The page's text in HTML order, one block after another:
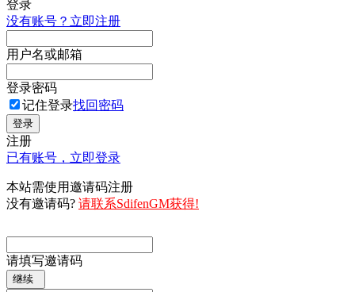
登录
没有账号？立即注册
用户名或邮箱
登录密码
记住登录找回密码
登录
注册
已有账号，立即登录
本站需使用邀请码注册
没有邀请码? 请联系SdifenGM获得!
请填写邀请码
继续